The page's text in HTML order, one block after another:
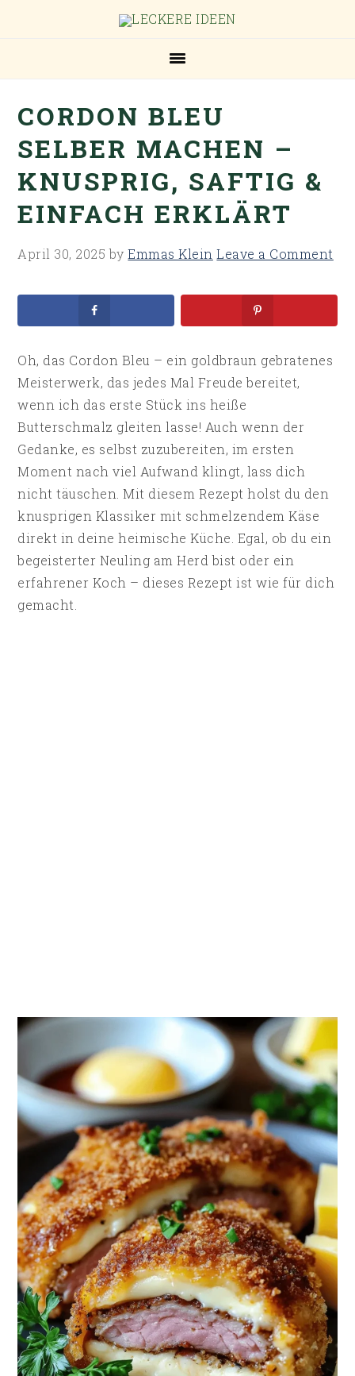
navigation
content
sidebar
CORDON BLEU
SELBER MACHEN –
KNUSPRIG, SAFTIG &
EINFACH ERKLÄRT
April 30, 2025 byEmmas Klein Leave a Comment
Oh, das Cordon Bleu – ein goldbraun gebratenes
Meisterwerk, das jedes Mal Freude bereitet,
wenn ich das erste Stück ins heiße
Butterschmalz gleiten lasse! Auch wenn der
Gedanke, es selbst zuzubereiten, im ersten
Moment nach viel Aufwand klingt, lass dich
nicht täuschen. Mit diesem Rezept holst du den
knusprigen Klassiker mit schmelzendem Käse
direkt in deine heimische Küche. Egal, ob du ein
begeisterter Neuling am Herd bist oder ein
erfahrener Koch – dieses Rezept ist wie für dich
gemacht.